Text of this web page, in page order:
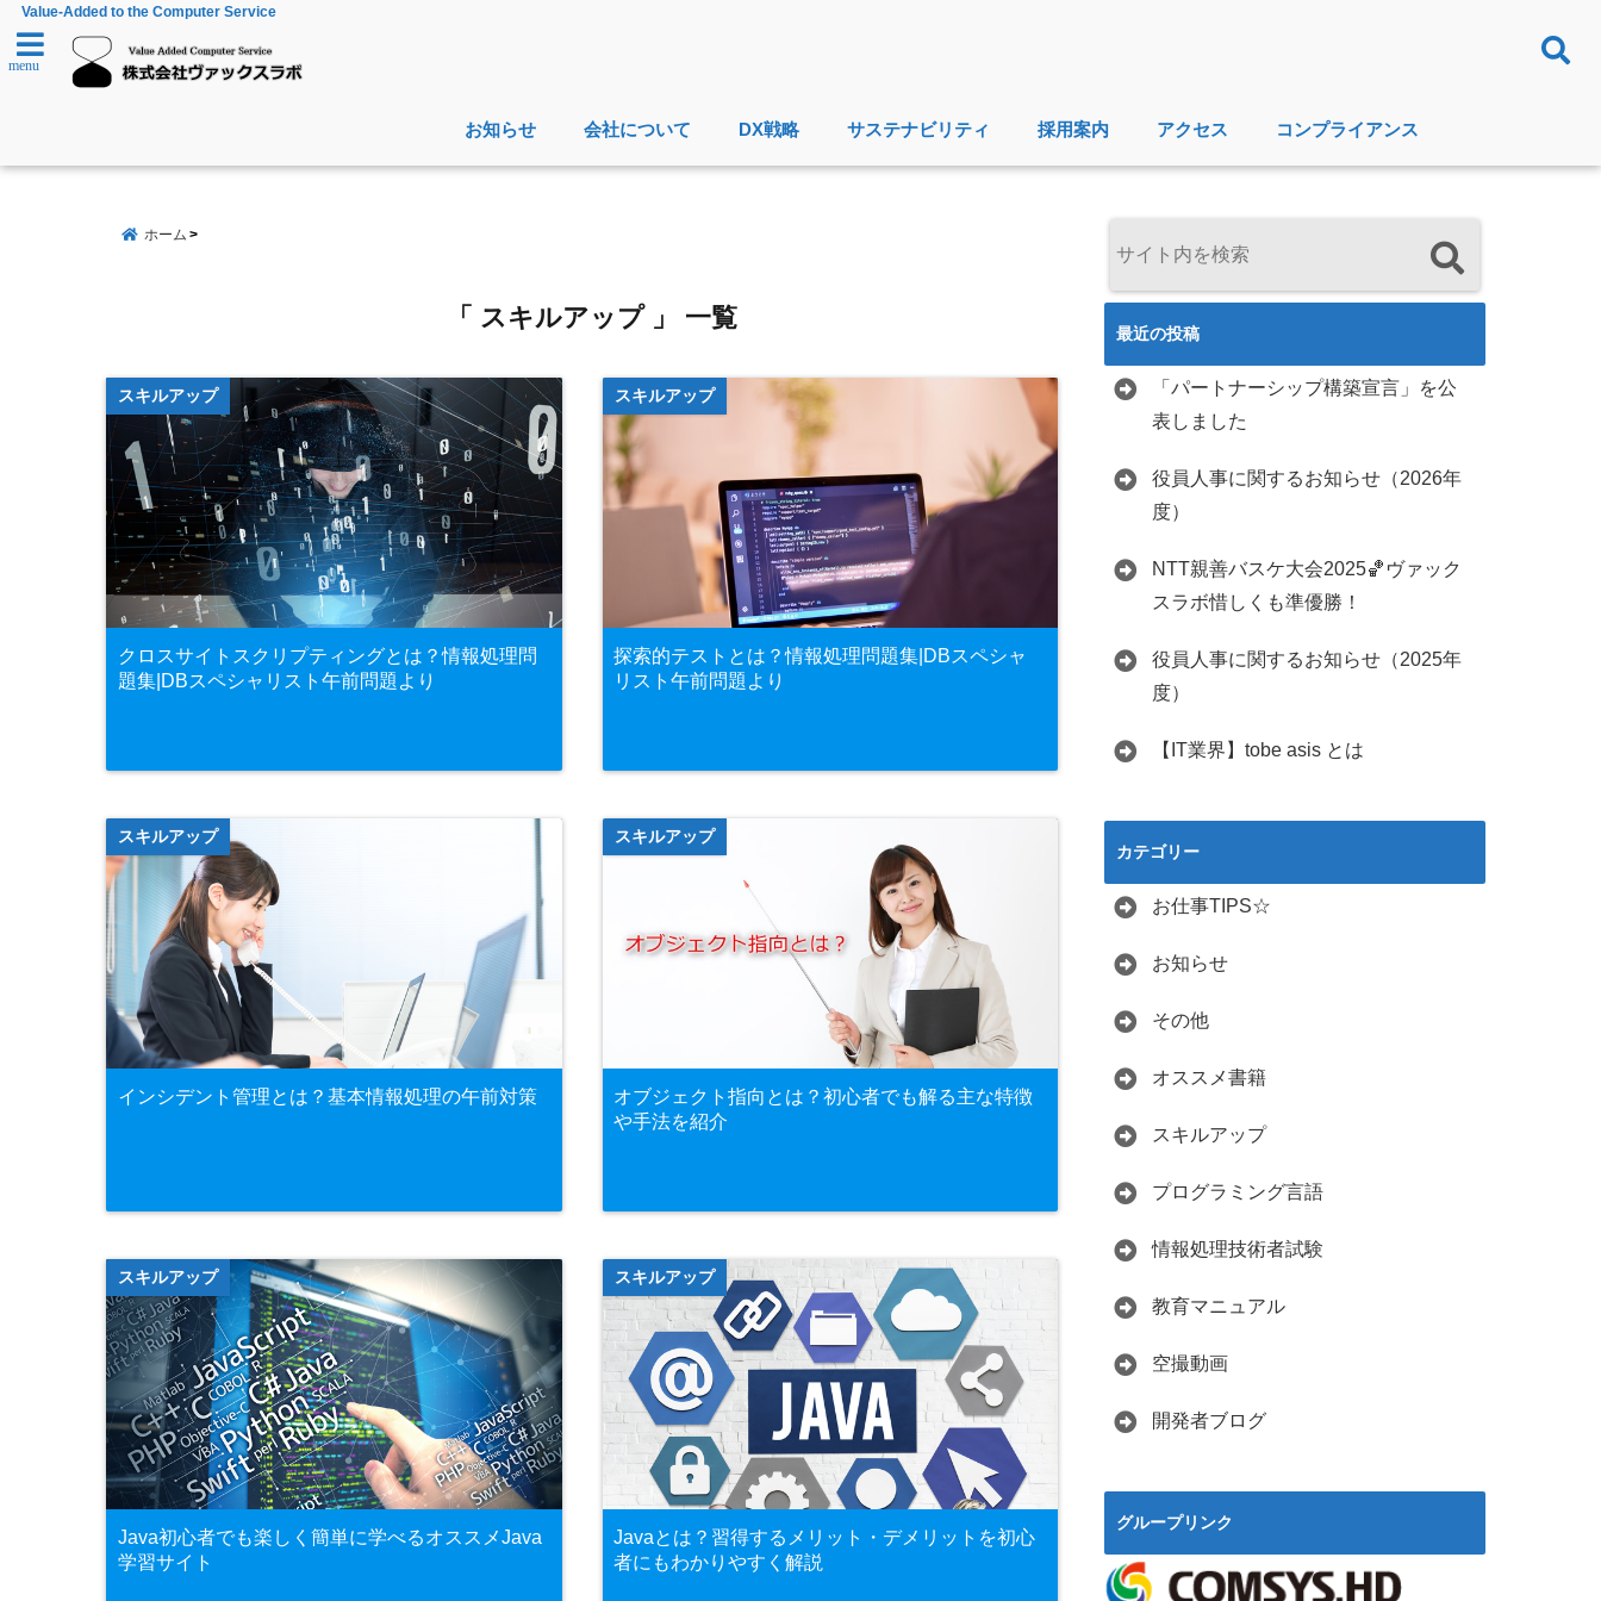
Value-Added to the Computer Service
menu
お知らせ 会社について DX戦略 サステナビリティ 採用案内 アクセス コンプライアンス
ホーム
「 スキルアップ 」 一覧
スキルアップ
クロスサイトスクリプティングとは？情報処理問
題集|DBスペシャリスト午前問題より
スキルアップ
探索的テストとは？情報処理問題集|DBスペシャ
リスト午前問題より
スキルアップ
インシデント管理とは？基本情報処理の午前対策
スキルアップ
オブジェクト指向とは？初心者でも解る主な特徴
や手法を紹介
スキルアップ
Java初心者でも楽しく簡単に学べるオススメJava
学習サイト
スキルアップ
Javaとは？習得するメリット・デメリットを初心
者にもわかりやすく解説
最近の投稿
「パートナーシップ構築宣言」を公
表しました
役員人事に関するお知らせ（2026年
度）
NTT親善バスケ大会2025🏀ヴァック
スラボ惜しくも準優勝！
役員人事に関するお知らせ（2025年
度）
【IT業界】tobe asis とは
カテゴリー
お仕事TIPS☆
お知らせ
その他
オススメ書籍
スキルアップ
プログラミング言語
情報処理技術者試験
教育マニュアル
空撮動画
開発者ブログ
グループリンク